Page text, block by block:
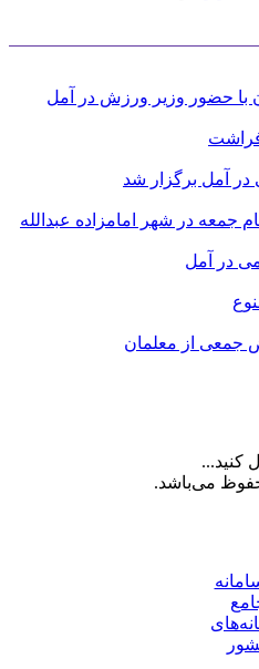
با حضور وزیر ورزش در آمل
در آمل برگزار شد
جمعه در شهر امامزاده عبدالله
در آمل
جمعی از معلمان
کنید...
می‌باشد.